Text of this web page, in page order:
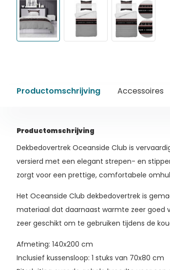
Productomschrijving Accessoires
Productomschrijving
Dekbedovertrek Oceanside Club is
versierd met een elegant strepen- en
zorgt voor een prettige, comfortabele
Het Oceanside Club dekbedovertrek is
materiaal dat daarnaast warmte zeer goed
zeer geschikt om te gebruiken tijdens de
Afmeting: 140x200 cm
Inclusief kussensloop: 1 stuks van 70x80 cm